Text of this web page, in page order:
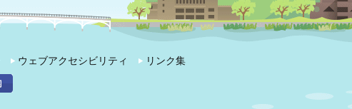
ウェブアクセシビリティ リンク集